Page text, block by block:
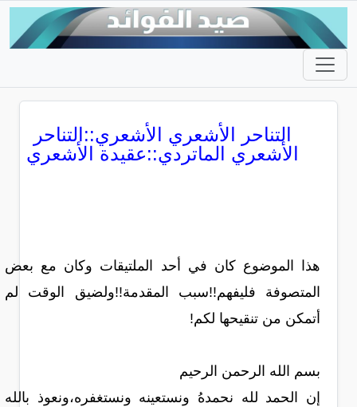
التناحر الأشعري الأشعري::التناحر
الأشعري الماتردي::عقيدة الأشعري
هذا الموضوع كان في أحد الملتيقات وكان مع بعض
المتصوفة فليفهم!!سبب المقدمة!!ولضيق الوقت لم
أتمكن من تنقيحها لكم!
بسم الله الرحمن الرحيم
إن الحمد لله نحمدهُ ونستعينه ونستغفره،ونعوذ بالله